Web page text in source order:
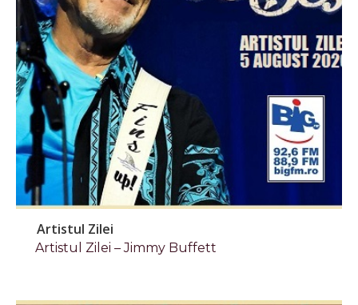
Artistul Zilei
Artistul Zilei – Jimmy Buffett